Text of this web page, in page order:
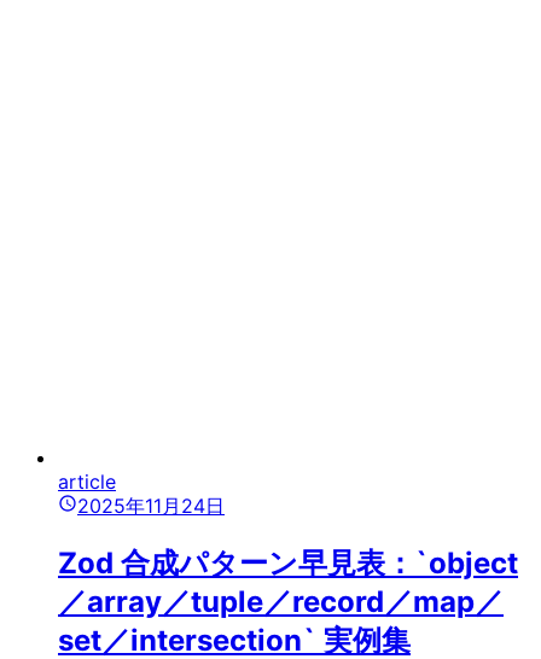
article
2025年11月24日
Zod 合成パターン早見表：`object
／array／tuple／record／map／
set／intersection` 実例集